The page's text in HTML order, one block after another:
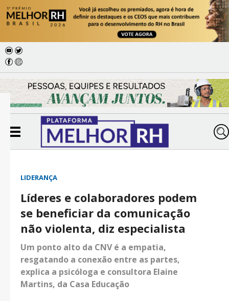
LIDERANÇA
Líderes e colaboradores podem
se beneficiar da comunicação
não violenta, diz especialista
Um ponto alto da CNV é a empatia,
resgatando a conexão entre as partes,
explica a psicóloga e consultora Elaine
Martins, da Casa Educação